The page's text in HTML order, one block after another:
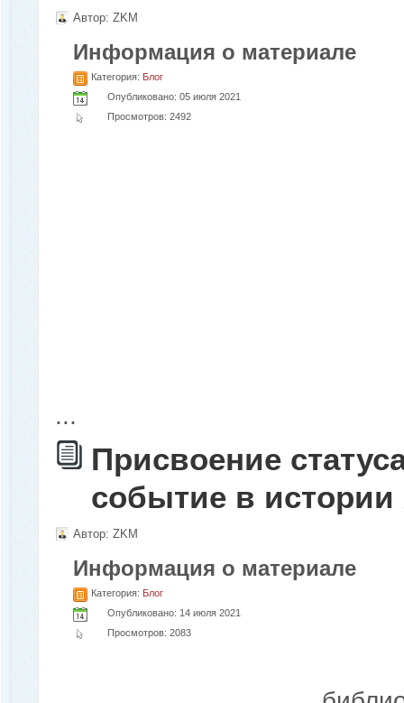
Автор: ZKM
Информация о материале
Категория: Блог
Опубликовано: 05 июля 2021
Просмотров: 2492
...
Присвоение
событие в истории
Автор: ZKM
Информация о материале
Категория: Блог
Опубликовано: 14 июля 2021
Просмотров: 2083